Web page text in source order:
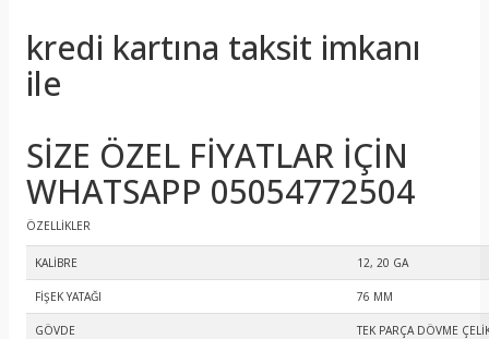
kredi kartına taksit imkanı
ile
SİZE ÖZEL FİYATLAR İÇİN
WHATSAPP 05054772504
ÖZELLİKLER
KALİBRE 12, 20 GA
FİŞEK YATAĞI 76 MM
GÖVDE TEK PARÇA DÖVME